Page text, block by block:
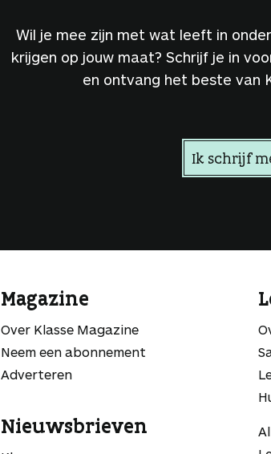
Wil je mee zijn met wat leeft in
krijgen op jouw maat? Schrijf je in
en ontvang het beste van
Ik schrijf
Magazine
Over Klasse Magazine
Neem een abonnement
Adverteren
Nieuwsbrieven